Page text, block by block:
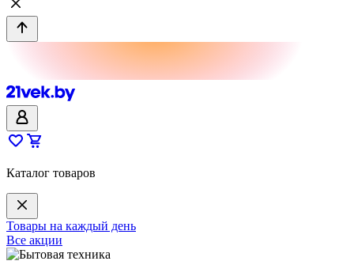
Каталог товаров
Товары на каждый день
Все акции